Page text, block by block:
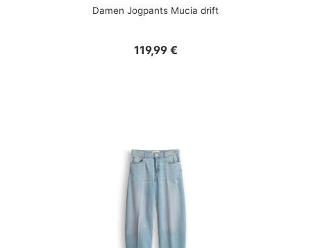
Damen Jogpants Mucia drift
Regulärer Preis:
119,99 €